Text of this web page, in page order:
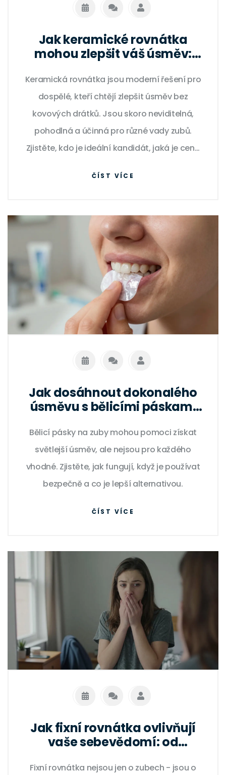
Jak keramické rovnátka
mohou zlepšit váš úsměv:
výhodami
Keramická rovnátka jsou moderní řešení pro
dospělé, kteří chtějí zlepšit úsměv bez
kovových drátků. Jsou skoro neviditelná,
pohodlná a účinná pro různé vady zubů.
Zjistěte, kdo je ideální kandidát, jaká je cena
ČÍST VÍCE
Jak dosáhnout dokonalého
úsměvu s bělicími páskami
vás čeká
Bělicí pásky na zuby mohou pomoci získat
světlejší úsměv, ale nejsou pro každého
vhodné. Zjistěte, jak fungují, když je používat
bezpečně a co je lepší alternativou.
ČÍST VÍCE
Jak fixní rovnátka ovlivňují
vaše sebevědomí: od
Fixní rovnátka nejsou jen o zubech - jsou o